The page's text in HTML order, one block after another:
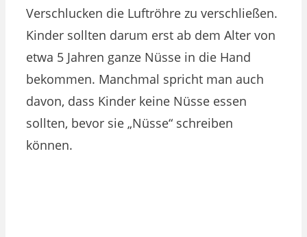
Verschlucken die Luftröhre zu verschließen.
Kinder sollten darum erst ab dem Alter von
etwa 5 Jahren ganze Nüsse in die Hand
bekommen. Manchmal spricht man auch
davon, dass Kinder keine Nüsse essen
sollten, bevor sie „Nüsse“ schreiben
können.